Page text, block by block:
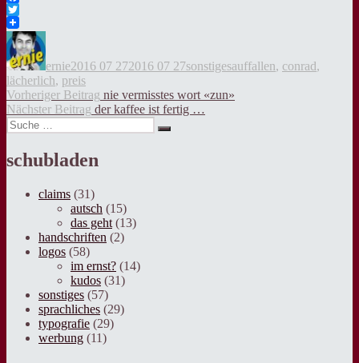
Facebook
Twitter
ernie2016 07 272016 07 27sonstigesauffallen, conrad,
lächerlich, preis
Beitragsnavigation
Vorheriger Beitrag Vorheriger
Beitrag:
nie vermisstes wort «zun»
Nächster Beitrag Nächster
Beitrag:
der kaffee ist fertig …
Suche
nach:
Suche
schubladen
claims (31)
autsch (15)
das geht (13)
handschriften (2)
logos (58)
im ernst? (14)
kudos (31)
sonstiges (57)
sprachliches (29)
typografie (29)
werbung (11)